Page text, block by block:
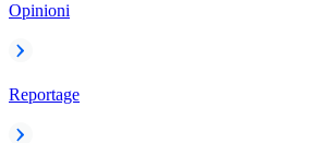
Opinioni
Reportage